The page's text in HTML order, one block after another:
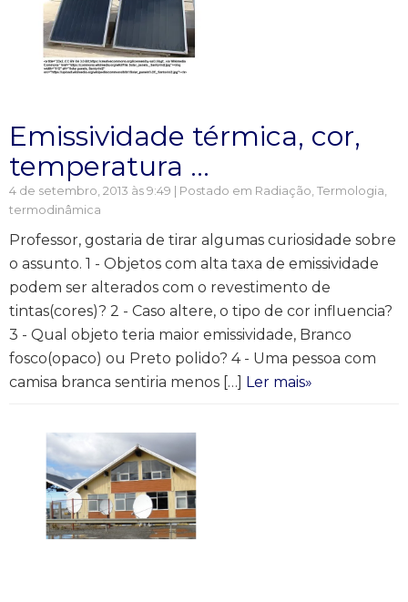
Emissividade térmica, cor,
temperatura …
4 de setembro, 2013 às 9:49 | Postado em Radiação, Termologia,
termodinâmica
Professor, gostaria de tirar algumas curiosidade sobre
o assunto. 1 - Objetos com alta taxa de emissividade
podem ser alterados com o revestimento de
tintas(cores)? 2 - Caso altere, o tipo de cor influencia?
3 - Qual objeto teria maior emissividade, Branco
fosco(opaco) ou Preto polido? 4 - Uma pessoa com
camisa branca sentiria menos […] Ler mais»